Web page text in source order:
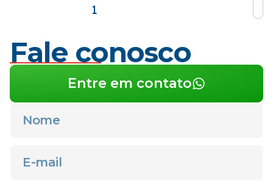
1
Fale conosco
Entre em contato